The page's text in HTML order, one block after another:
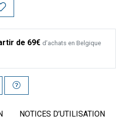
de 69€ d’achats en Belgique
NOTICES D’UTILISATION